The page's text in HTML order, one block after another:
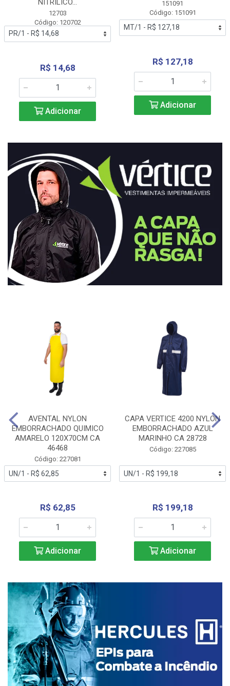
NITRÍLICO...
12703
Código: 120702
R$ 14,68
Adicionar
151091
Código: 151091
R$ 127,18
Adicionar
AVENTAL NYLON
EMBORRACHADO QUIMICO
AMARELO 120X70CM CA
46468
Código: 227081
R$ 62,85
Adicionar
CAPA VERTICE 4200 NYLON
EMBORRACHADO AZUL
MARINHO CA 28728
Código: 227085
R$ 199,18
Adicionar